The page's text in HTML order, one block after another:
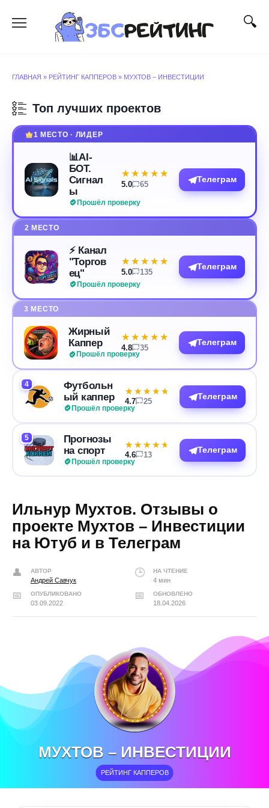
содержанию
ГЛАВНАЯ » РЕЙТИНГ КАППЕРОВ » МУХТОВ – ИНВЕСТИЦИИ
Топ лучших проектов
1 МЕСТО · ЛИДЕР
📊AI-
БОТ.
Сигнал
ы
Прошёл проверку
★★★★★
★★★★★
5.0 65
Телеграм
2 МЕСТО
⚡️ Канал
"Торгов
ец"
Прошёл проверку
★★★★★
★★★★★
5.0 135
Телеграм
3 МЕСТО
Жирный
Каппер
Прошёл проверку
★★★★★
★★★★★
4.8 35
Телеграм
4
Футбольн
ый каппер
Прошёл проверку
★★★★★
★★★★★
4.7 25
Телеграм
5
Прогнозы
на спорт
Прошёл проверку
★★★★★
★★★★★
4.6 13
Телеграм
Ильнур Мухтов. Отзывы о
проекте Мухтов – Инвестиции
на Ютуб и в Телеграм
АВТОР
Андрей Савчук
НА ЧТЕНИЕ
4 мин
ОПУБЛИКОВАНО
03.09.2022
ОБНОВЛЕНО
18.04.2026
МУХТОВ – ИНВЕСТИЦИИ
РЕЙТИНГ КАППЕРОВ